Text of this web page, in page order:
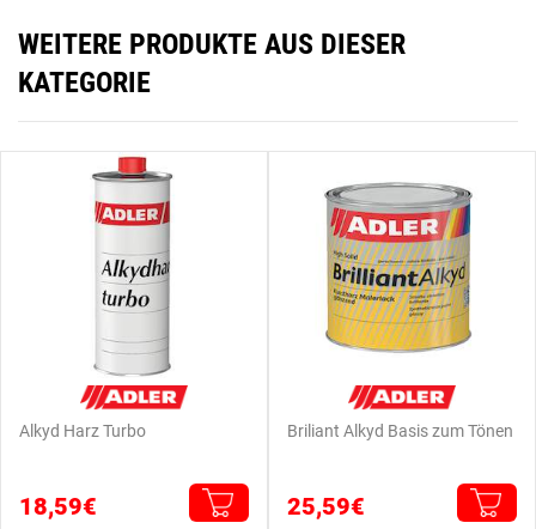
WEITERE PRODUKTE AUS DIESER
KATEGORIE
Alkyd Harz Turbo
18,59€
Briliant Alkyd Basis zum Tönen
25,59€